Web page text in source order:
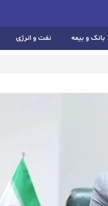
بانک و بیمه نفت و انرژی